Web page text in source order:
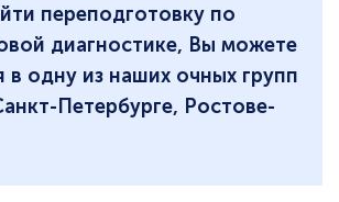
переподготовку по
диагностике, Вы можете
в одну из наших очных групп
Петербурге, Ростове-